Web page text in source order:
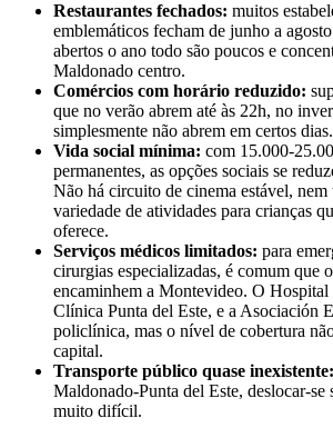
Restaurantes fechados: muitos
emblemáticos fecham de junho a
abertos o ano todo são poucos e
Maldonado centro.
Comércios com horário reduzido:
que no verão abrem até às 22h, no
simplesmente não abrem em certos dias.
Vida social mínima: com 15.000-
permanentes, as opções sociais se
Não há circuito de cinema estável, nem
variedade de atividades para crianças
oferece.
Serviços médicos limitados: para
cirurgias especializadas, é comum que
encaminhem a Montevideo. O
Clínica Punta del Este, e a Asociación
policlínica, mas o nível de cobertura
capital.
Transporte público quase inexistente:
Maldonado-Punta del Este, deslocar-se
muito difícil.